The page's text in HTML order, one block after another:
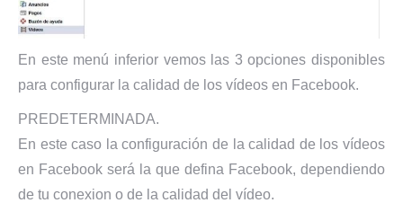
En este menú inferior vemos las 3 opciones disponibles
para configurar la calidad de los vídeos en Facebook.
PREDETERMINADA.
En este caso la configuración de la calidad de los vídeos
en Facebook será la que defina Facebook, dependiendo
de tu conexion o de la calidad del vídeo.